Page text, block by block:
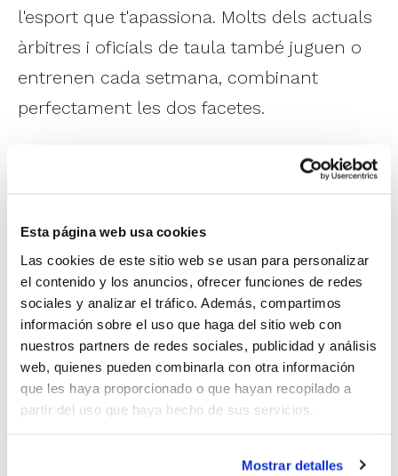
Esta página web usa cookies
Las cookies de este sitio web se usan para personalizar
el contenido y los anuncios, ofrecer funciones de redes
sociales y analizar el tráfico. Además, compartimos
información sobre el uso que haga del sitio web con
nuestros partners de redes sociales, publicidad y análisis
web, quienes pueden combinarla con otra información
que les haya proporcionado o que hayan recopilado a
partir del uso que haya hecho de sus servicios.
Mostrar detalles
l'esport que t'apassiona. Molts dels actuals
àrbitres i oficials de taula també juguen o
entrenen cada setmana, combinant
perfectament les dos facetes.
Cursos de Arbitraje y Oficial
oportunidad para dar un paso más en tu
relación con el baloncesto y descubrir otra
manera de disfrutar en la pista.Se
combina la formación online y
presencial, con el objetivo de ofrecer una
preparación completa y adaptada a las
necesidades actuales del baloncesto. Los
en las siguientes localidades: